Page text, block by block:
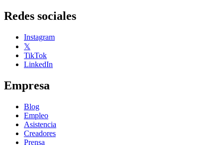
Redes sociales
Instagram
𝕏
TikTok
LinkedIn
Empresa
Blog
Empleo
Asistencia
Creadores
Prensa